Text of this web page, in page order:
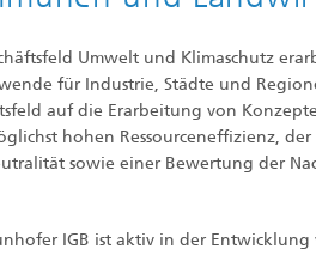
Umwelt und Klimaschutz
für Industrie, Städte und
auf die Erarbeitung von
hohen Ressourceneffizienz,
sowie einer Bewertung der
IGB ist aktiv in der Entwicklung